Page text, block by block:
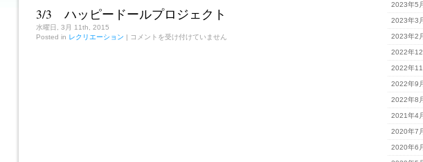
期
ま
と
交
流
3/3 ハッピードールプロジェクト
水曜日, 3月 11th, 2015
Posted in レクリエーション | 3/3
コメントを受け付けていません
2023年5
2023年3
2023年2
2022年12
2022年11
2022年9
2022年8
2021年4
2020年7
2020年6